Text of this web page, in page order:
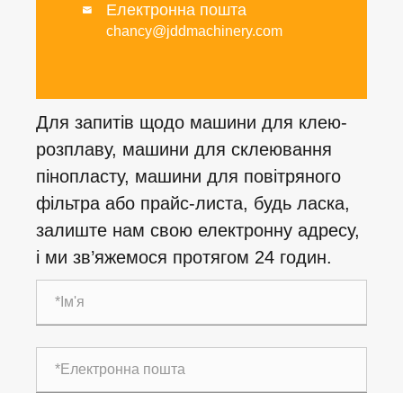
 Електронна пошта
chancy@jddmachinery.com
Для запитів щодо машини для клею-
розплаву, машини для склеювання
пінопласту, машини для повітряного
фільтра або прайс-листа, будь ласка,
залиште нам свою електронну адресу,
і ми зв’яжемося протягом 24 годин.